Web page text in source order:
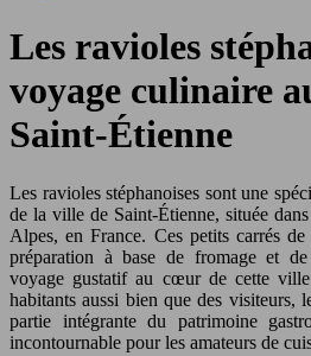
Les ravioles
voyage culinaire
Saint-Étienne
Les ravioles stéphanoises sont une
de la ville de Saint-Étienne, située
Alpes, en France. Ces petits carrés
préparation à base de fromage et
voyage gustatif au cœur de cette
habitants aussi bien que des visiteurs,
partie intégrante du patrimoine
incontournable pour les amateurs de